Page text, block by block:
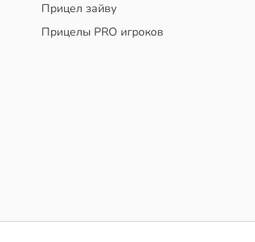
Прицел зайву
Прицелы PRO игроков